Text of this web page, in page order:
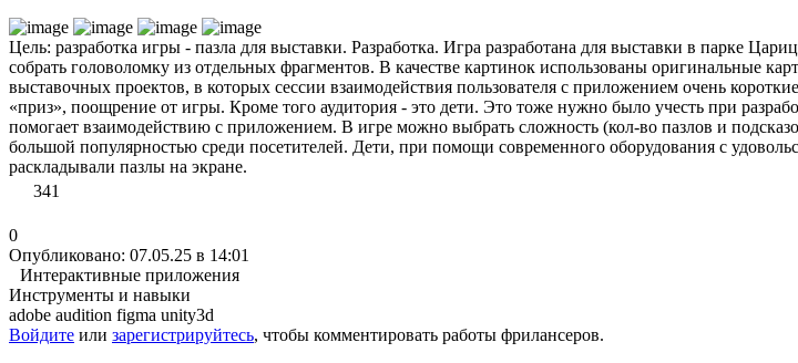
Цель: разработка игры - пазла для выставки. Разработка. Игра разработана для выставки в парке
собрать головоломку из отдельных фрагментов. В качестве картинок использованы оригинальные
выставочных проектов, в которых сессии взаимодействия пользователя с приложением очень
«приз», поощрение от игры. Кроме того аудитория - это дети. Это тоже нужно было учесть при
помогает взаимодействию с приложением. В игре можно выбрать сложность (кол-во пазлов и
большой популярностью среди посетителей. Дети, при помощи современного оборудования с
раскладывали пазлы на экране.
341
0
Опубликовано: 07.05.25 в 14:01
Интерактивные приложения
Инструменты и навыки
adobe audition figma unity3d
Войдите или зарегистрируйтесь, чтобы комментировать работы фрилансеров.